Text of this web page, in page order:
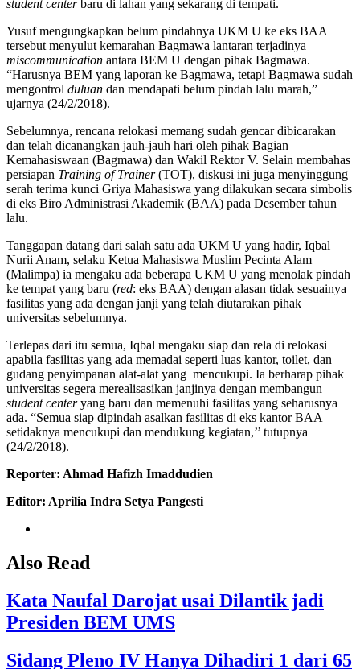
student centerbaru di lahan yang sekarang di tempati.
Yusuf mengungkapkan belum pindahnya UKM U ke eks BAA
tersebut menyulut kemarahan Bagmawa lantaran terjadinya
miscommunication antara BEM U dengan pihak Bagmawa.
“Harusnya BEM yang laporan ke Bagmawa, tetapi Bagmawa sudah
mengontrol duluan dan mendapati belum pindah lalu marah,”
ujarnya (24/2/2018).
Sebelumnya, rencana relokasi memang sudah gencar dibicarakan
dan telah dicanangkan jauh-jauh hari oleh pihak Bagian
Kemahasiswaan (Bagmawa) dan Wakil Rektor V. Selain membahas
persiapan Training of Trainer(TOT), diskusi ini juga menyinggung
serah terima kunci Griya Mahasiswa yang dilakukan secara simbolis
di eks Biro Administrasi Akademik (BAA) pada Desember tahun
lalu.
Tanggapan datang dari salah satu ada UKM U yang hadir, Iqbal
Nurii Anam, selaku Ketua Mahasiswa Muslim Pecinta Alam
(Malimpa) ia mengaku ada beberapa UKM U yang menolak pindah
ke tempat yang baru (red: eks BAA) dengan alasan tidak sesuainya
fasilitas yang ada dengan janji yang telah diutarakan pihak
universitas sebelumnya.
Terlepas dari itu semua, Iqbal mengaku siap dan rela di relokasi
apabila fasilitas yang ada memadai seperti luas kantor, toilet, dan
gudang penyimpanan alat-alat yang mencukupi. Ia berharap pihak
universitas segera merealisasikan janjinya dengan membangun
student centeryang baru dan memenuhi fasilitas yang seharusnya
ada. “Semua siap dipindah asalkan fasilitas di eks kantor BAA
setidaknya mencukupi dan mendukung kegiatan,’’ tutupnya
(24/2/2018).
Reporter: Ahmad Hafizh Imaddudien
Editor: Aprilia Indra Setya Pangesti
Also Read
Kata Naufal Darojat usai Dilantik jadi
Presiden BEM UMS
Sidang Pleno IV Hanya Dihadiri 1 dari 65